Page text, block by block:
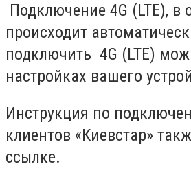
Подключение 4G (LTE), в
происходит
подключить 4G (LTE)
настройках вашего
Инструкция по
клиентов «Киевстар»
ссылке.